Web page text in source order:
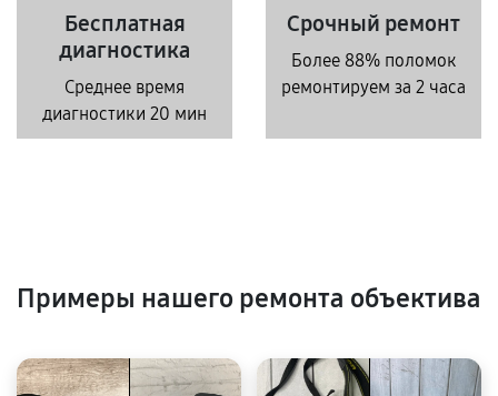
Бесплатная
диагностика
Среднее время
диагностики 20 мин
Срочный ремонт
Более 88% поломок
ремонтируем за 2 часа
Примеры нашего ремонта объектива